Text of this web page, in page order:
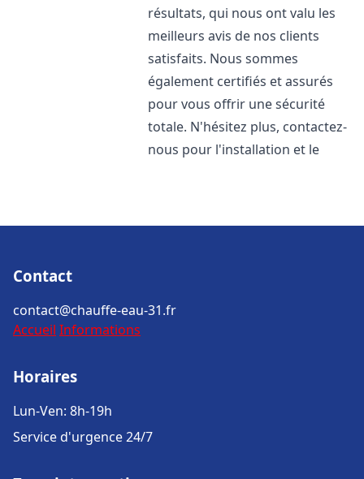
résultats, qui nous ont valu les
meilleurs avis de nos clients
satisfaits. Nous sommes
également certifiés et assurés
pour vous offrir une sécurité
totale. N'hésitez plus, contactez-
nous pour l'installation et le
Contact
contact@chauffe-eau-31.fr
Accueil Informations
Horaires
Lun-Ven: 8h-19h
Service d'urgence 24/7